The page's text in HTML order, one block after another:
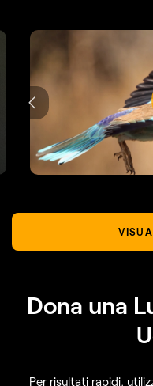
Dona una
Per risultati rapidi,